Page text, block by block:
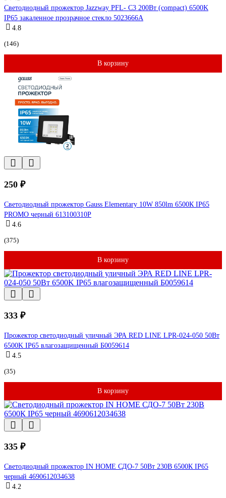
Светодиодный прожектор Jazzway PFL- C3 200Вт (compact) 6500K
IP65 закаленное прозрачное стекло 5023666A
4.8
(146)
В корзину
250 ₽
Светодиодный прожектор Gauss Elementary 10W 850lm 6500К IP65
PROMO черный 613100310P
4.6
(375)
В корзину
333 ₽
Прожектор светодиодный уличный ЭРА RED LINE LPR-024-050 50Вт
6500K IP65 влагозащищенный Б0059614
4.5
(35)
В корзину
335 ₽
Светодиодный прожектор IN HOME СДО-7 50Вт 230В 6500К IP65
черный 4690612034638
4.2